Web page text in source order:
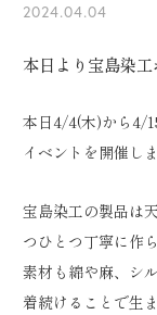
2024.04.04
本日より宝島染
本日4/4(木)から4/
イベントを開催しま
宝島染工の製品は
つひとつ丁寧に作
素材も綿や麻、シ
着続けることで生